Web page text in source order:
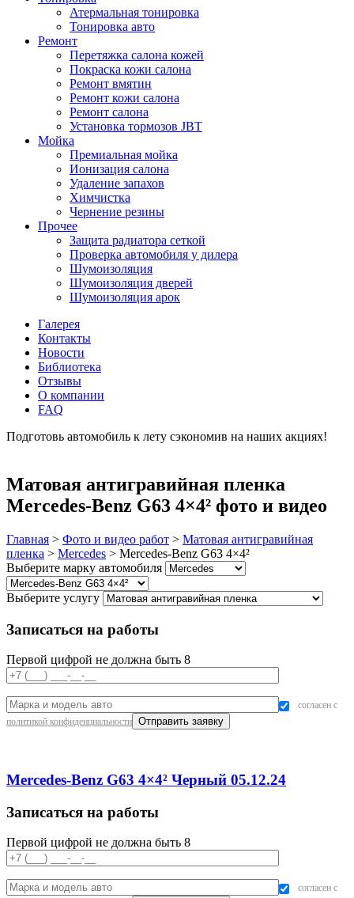
Атермальная тонировка
Тонировка авто
Ремонт
Перетяжка салона кожей
Покраска кожи салона
Ремонт вмятин
Ремонт кожи салона
Ремонт салона
Установка тормозов JBT
Мойка
Премиальная мойка
Ионизация салона
Удаление запахов
Химчистка
Чернение резины
Прочее
Защита радиатора сеткой
Проверка автомобиля у дилера
Шумоизоляция
Шумоизоляция дверей
Шумоизоляция арок
Галерея
Контакты
Новости
Библиотека
Отзывы
О компании
FAQ
Подготовь автомобиль к лету сэкономив на наших акциях!
Матовая антигравийная пленка
Mercedes-Benz G63 4×4² фото и видео
Главная > Фото и видео работ > Матовая антигравийная
пленка > Mercedes > Mercedes-Benz G63 4×4²
Выберите марку автомобиля
Выберите услугу
Записаться на работы
Первой цифрой не должна быть 8
согласен с
политикой конфиденциальности
Mercedes-Benz G63 4×4² Черный 05.12.24
Записаться на работы
Первой цифрой не должна быть 8
согласен с